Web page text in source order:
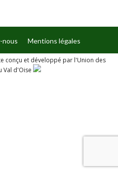
nous Mentions légales
conçu et développé par l'Union des
Val d'Oise